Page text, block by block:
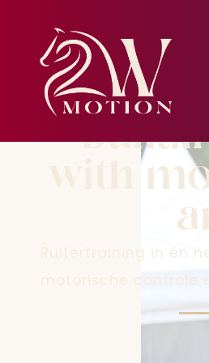
with
Ruitertraining in én
motorische controle